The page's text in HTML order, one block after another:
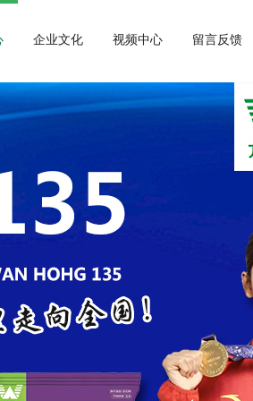
企业文化 视频中心 留言反馈